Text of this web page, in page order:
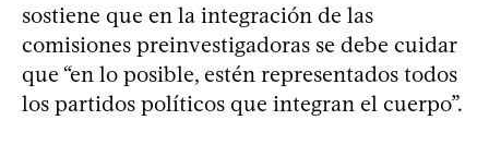
sostiene que en la integración de las
comisiones preinvestigadoras se debe cuidar
que “en lo posible, estén representados todos
los partidos políticos que integran el cuerpo”.